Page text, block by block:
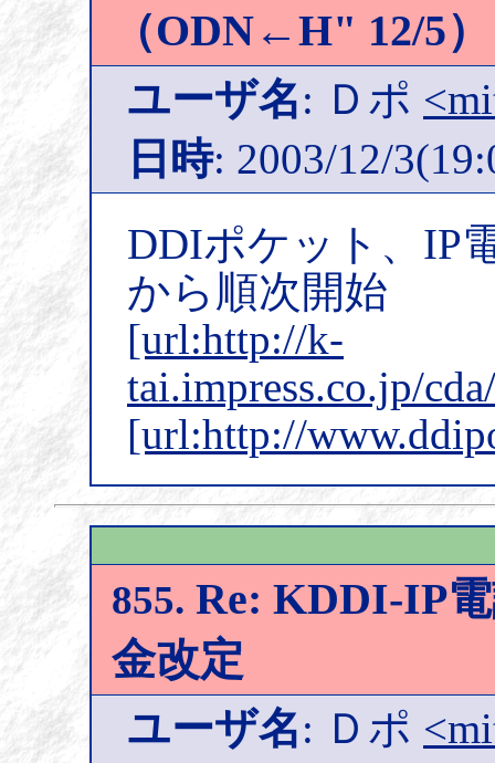
（ODN←H" 12/5）
ユーザ名: Ｄポ
日時: 2003/12/
DDIポケット、IP
から順次開始
[url:http://k-
tai.impress.co.jp/
[url:http://
855. Re: KDDI-IP
金改定
ユーザ名: Ｄポ